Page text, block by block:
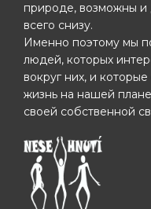
природе, возможны
всего снизу.
Именно поэтому мы
людей, которых
вокруг них, и
жизнь на нашей
своей собственной